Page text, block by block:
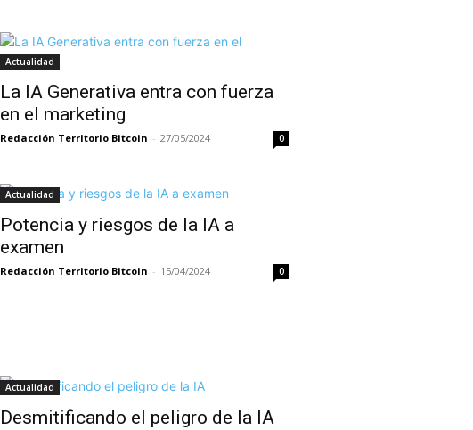
Actualidad
La IA Generativa entra con fuerza
en el marketing
Redacción Territorio Bitcoin - 27/05/2024 0
Actualidad
Potencia y riesgos de la IA a
examen
Redacción Territorio Bitcoin - 15/04/2024 0
Actualidad
Desmitificando el peligro de la IA